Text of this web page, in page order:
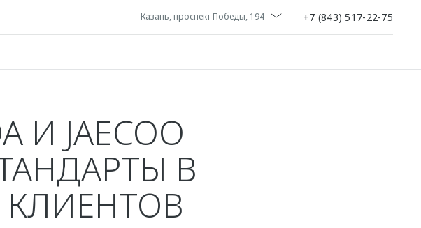
Казань, проспект Победы, 194 +7 (843) 517-22-75
JAECOO
В